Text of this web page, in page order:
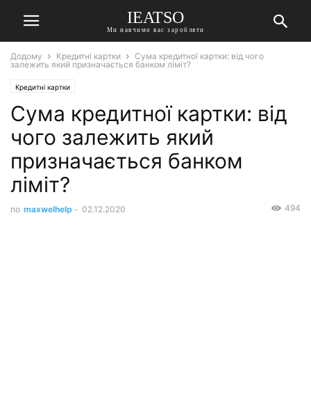
IEATSO
Ми навчимо вас заробляти
Додому Кредитні картки
Сума кредитної картки: від чого
залежить який призначається банком ліміт?
Кредитні картки
Сума кредитної картки: від
чого залежить який
призначається банком
ліміт?
по maxwelhelp - 02.12.2020 494